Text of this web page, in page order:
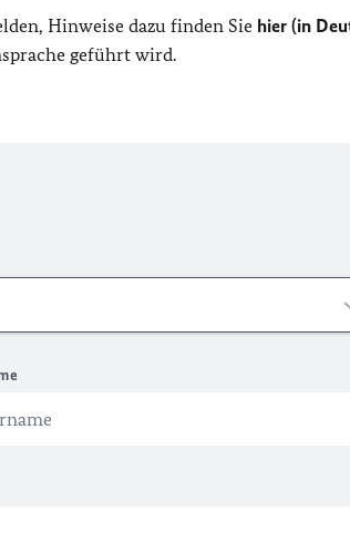
Hinweise dazu finden Sie hier (in
geführt wird.